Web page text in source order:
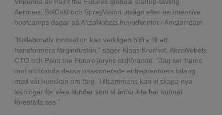
Vinnarna av Paint the Futures globala startup-tävling
Aerones, SolCold och SprayVision utsågs efter tre intensive
bootcamps dagar på AkzoNobels huvudkontor i Amsterrdam.
“Kollaborativ innovation kan verkligen bidra till att
transformera färgindustrin,” säger Klaas Kruithof, AkzoNobels
CTO och Paint the Future juryns ordförande. “Jag ser frame
mot att blanda dessa passionerade entreprenörers talang
med vår kunskap om färg. Tillsammans kan vi skapa nya
lösningar för våra kunder som vi ännu inte har kunnat
föreställa oss.”